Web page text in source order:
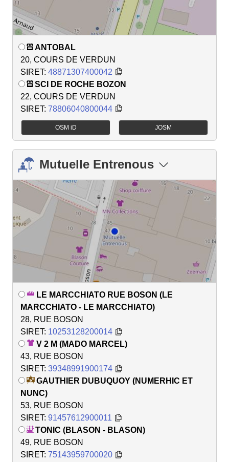
ANTOBAL
20, COURS DE VERDUN
SIRET: 48871307400042
SCI DE ROCHE BOZON
22, COURS DE VERDUN
SIRET: 78806040800044
OSM iD JOSM
Mutuelle Entrenous
LE MARCCHIATO RUE BOSON (LE
MARCCHIATO - LE MARCCHIATO)
28, RUE BOSON
SIRET: 10253128200014
V 2 M (MADO MARCEL)
43, RUE BOSON
SIRET: 39348991900174
GAUTHIER DUBUQUOY (NUMERHIC ET
NUNC)
53, RUE BOSON
SIRET: 91457612900011
TONIC (BLASON - BLASON)
49, RUE BOSON
SIRET: 75143959700020